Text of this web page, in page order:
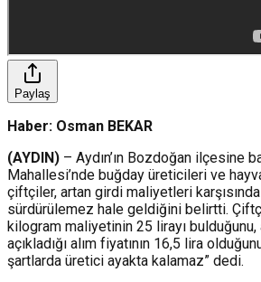
Paylaş
Haber: Osman BEKAR
(AYDIN) – Aydın’ın Bozdoğan ilçesine
Mahallesi’nde buğday üreticileri ve
çiftçiler, artan girdi maliyetleri
sürdürülemez hale geldiğini belirtti.
kilogram maliyetinin 25 lirayı bulduğunu,
açıkladığı alım fiyatının 16,5 lira
şartlarda üretici ayakta kalamaz” dedi.